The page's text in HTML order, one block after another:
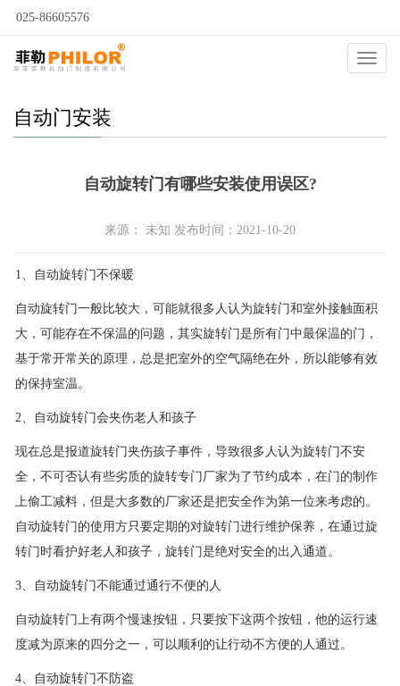
025-86605576
自动门
自动门安装
自动旋转门有哪些安装使用误区?
来源： 未知 发布时间：2021-10-20
1、自动旋转门不保暖
自动旋转门一般比较大，可能就很多人认为旋转门和室外接触面积
大，可能存在不保温的问题，其实旋转门是所有门中最保温的门，
基于常开常关的原理，总是把室外的空气隔绝在外，所以能够有效
的保持室温。
2、自动旋转门会夹伤老人和孩子
现在总是报道旋转门夹伤孩子事件，导致很多人认为旋转门不安
全，不可否认有些劣质的旋转专门厂家为了节约成本，在门的制作
上偷工减料，但是大多数的厂家还是把安全作为第一位来考虑的。
自动旋转门的使用方只要定期的对旋转门进行维护保养，在通过旋
转门时看护好老人和孩子，旋转门是绝对安全的出入通道。
3、自动旋转门不能通过通行不便的人
自动旋转门上有两个慢速按钮，只要按下这两个按钮，他的运行速
度减为原来的四分之一，可以顺利的让行动不方便的人通过。
4、自动旋转门不防盗